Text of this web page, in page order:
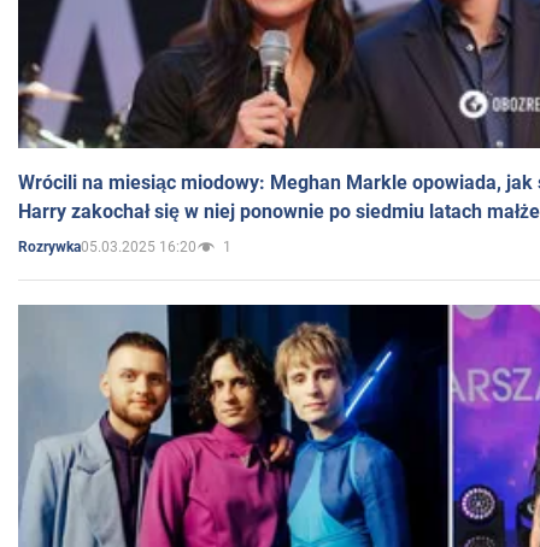
Wrócili na miesiąc miodowy: Meghan Markle opowiada, jak
Harry zakochał się w niej ponownie po siedmiu latach
Rozrywka05.03.2025 16:20 1